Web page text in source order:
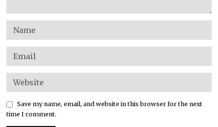
Save my name, email, and website in this browser for the next
time I comment.